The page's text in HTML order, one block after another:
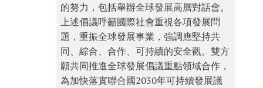
的努力，包括舉辦全球發展高層對話會。
上述倡議呼籲國際社會重視各項發展問
題，重振全球發展事業，強調應堅持共
同、綜合、合作、可持續的安全觀。雙方
願共同推進全球發展倡議重點領域合作，
為加快落實聯合國2030年可持續發展議